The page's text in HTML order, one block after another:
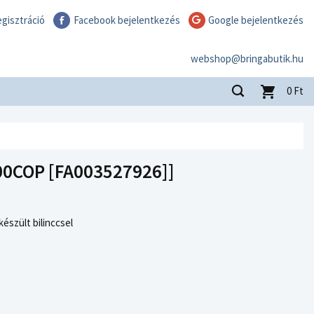
Facebook bejelentkezés Google bejelentkezés
webshop@bringabutik.hu
0 Ft
[FA003527926]]
bilinccsel